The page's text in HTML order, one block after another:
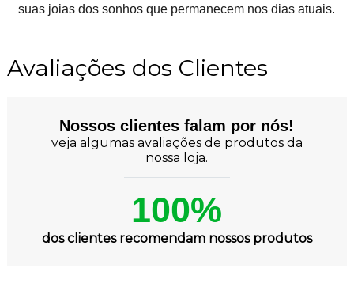
suas joias dos sonhos que permanecem nos dias atuais.
Avaliações dos Clientes
Nossos clientes falam por nós!
veja algumas avaliações de produtos da
nossa loja.
100%
dos clientes recomendam nossos produtos